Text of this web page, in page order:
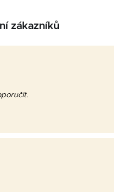
zákazníků